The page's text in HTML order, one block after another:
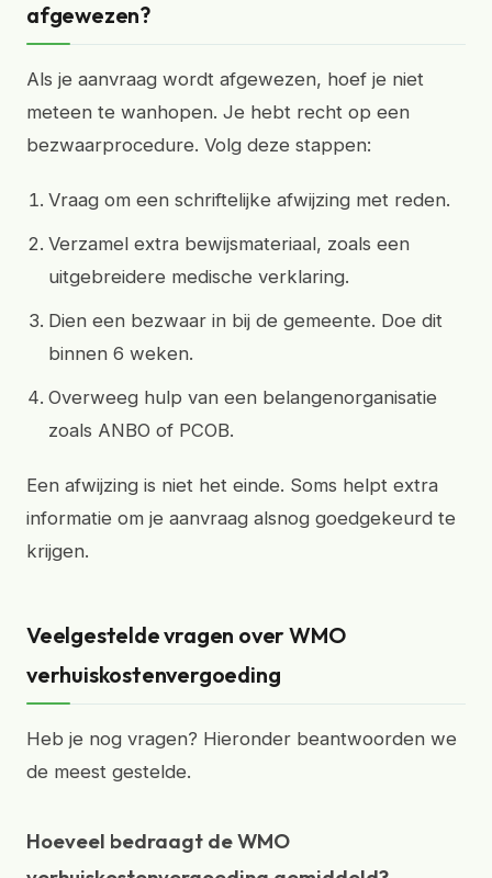
afgewezen?
Als je aanvraag wordt afgewezen, hoef je niet
meteen te wanhopen. Je hebt recht op een
bezwaarprocedure. Volg deze stappen:
Vraag om een schriftelijke afwijzing met reden.
Verzamel extra bewijsmateriaal, zoals een
uitgebreidere medische verklaring.
Dien een bezwaar in bij de gemeente. Doe dit
binnen 6 weken.
Overweeg hulp van een belangenorganisatie
zoals ANBO of PCOB.
Een afwijzing is niet het einde. Soms helpt extra
informatie om je aanvraag alsnog goedgekeurd te
krijgen.
Veelgestelde vragen over WMO
verhuiskostenvergoeding
Heb je nog vragen? Hieronder beantwoorden we
de meest gestelde.
Hoeveel bedraagt de WMO